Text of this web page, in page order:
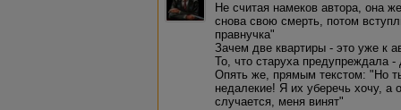
Не считая намеков автора, она
снова свою смерть, потом
правнучка"
Зачем две квартиры - это уже к
То, что старуха предупреждала
Опять же, прямым текстом: "Но
недалекие! Я их уберечь хочу, а
случается, меня винят"